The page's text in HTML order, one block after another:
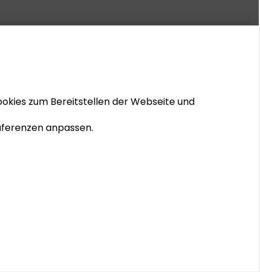
zum Bereitstellen der Webseite und
anpassen.